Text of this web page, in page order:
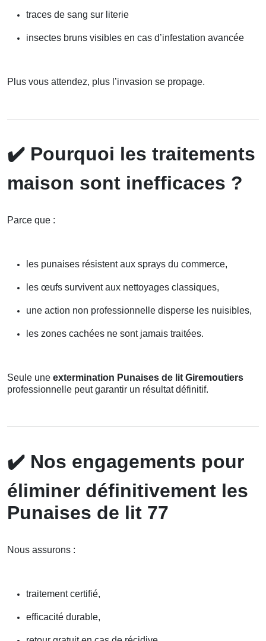
traces de sang sur literie
insectes bruns visibles en cas d’infestation avancée
Plus vous attendez, plus l’invasion se propage.
✔️ Pourquoi les traitements
maison sont inefficaces ?
Parce que :
les punaises résistent aux sprays du commerce,
les œufs survivent aux nettoyages classiques,
une action non professionnelle disperse les nuisibles,
les zones cachées ne sont jamais traitées.
Seule une extermination Punaises de lit Giremoutiers
professionnelle peut garantir un résultat définitif.
✔️ Nos engagements pour
éliminer définitivement les
Punaises de lit 77
Nous assurons :
traitement certifié,
efficacité durable,